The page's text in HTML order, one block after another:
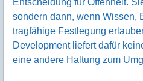
sondern dann, wenn Wissen,
tragfähige Festlegung
Development liefert dafür
eine andere Haltung zum